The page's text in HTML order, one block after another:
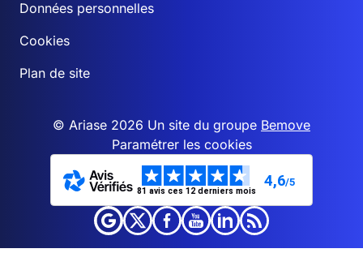
Données personnelles
Cookies
Plan de site
© Ariase 2026 Un site du groupe Bemove
Paramétrer les cookies
81 avis ces 12 derniers mois
4,6/5